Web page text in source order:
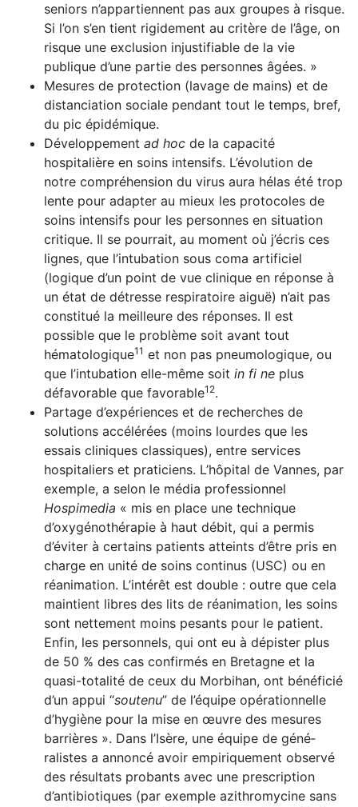
seniors n’appartiennent pas aux groupes à risque.
Si l’on s’en tient rigidement au critère de l’âge, on
risque une exclusion injustifiable de la vie
publique d’une partie des personnes âgées. »
Mesures de protection (lavage de mains) et de
dis­tanciation sociale pendant tout le temps, bref,
du pic épidémique.
Développement ad hoc de la capacité
hospitalière en soins intensifs. L’évolution de
notre compréhension du virus aura hélas été trop
lente pour adapter au mieux les protocoles de
soins intensifs pour les personnes en situation
critique. Il se pourrait, au moment où j’écris ces
lignes, que l’intubation sous coma artificiel
(logique d’un point de vue clinique en réponse à
un état de détresse respiratoire aiguë) n’ait pas
constitué la meilleure des réponses. Il est
possible que le problème soit avant tout
hématologique11 et non pas pneumologique, ou
que l’intubation elle-même soit in fi ne plus
défavorable que favorable12.
Partage d’expériences et de recherches de
solutions accé­lérées (moins lourdes que les
essais cliniques classiques), entre services
hospitaliers et praticiens. L’hôpital de Vannes, par
exemple, a selon le média professionnel
Hospimedia « mis en place une technique
d’oxygéno­thérapie à haut débit, qui a permis
d’éviter à certains patients atteints d’être pris en
charge en unité de soins continus (USC) ou en
réanimation. L’intérêt est double : outre que cela
maintient libres des lits de réanimation, les soins
sont nettement moins pesants pour le patient.
Enfin, les personnels, qui ont eu à dépister plus
de 50 % des cas confirmés en Bretagne et la
quasi-totalité de ceux du Morbihan, ont bénéficié
d’un appui “soutenu” de l’équipe opérationnelle
d’hygiène pour la mise en œuvre des mesures
barrières ». Dans l’Isère, une équipe de géné­
ralistes a annoncé avoir empiriquement observé
des résultats probants avec une prescription
d’antibiotiques (par exemple azithromycine sans